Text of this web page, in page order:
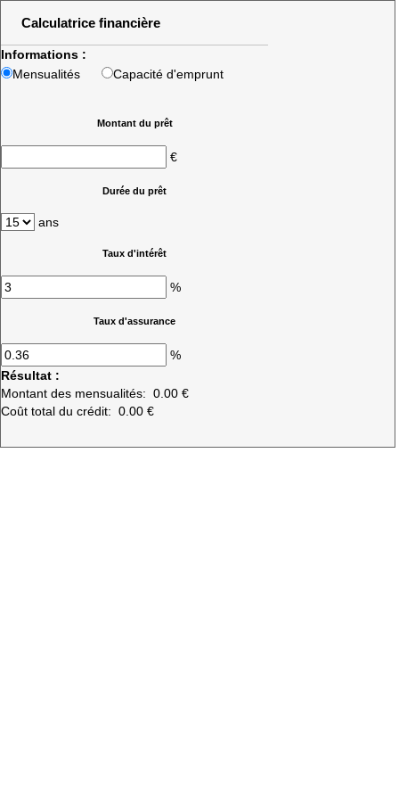
Calculatrice financière
Informations :
Mensualités
Capacité d'emprunt
Montant du prêt
€
Durée du prêt
ans
Taux d'intérêt
%
Taux d'assurance
%
Résultat :
Montant des mensualités: 0.00 €
Coût total du crédit: 0.00 €